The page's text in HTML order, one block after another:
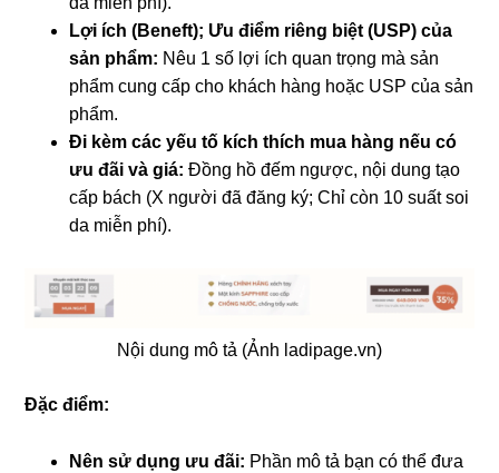
Lợi ích (Beneft); Ưu điểm riêng biệt (USP) của
sản phẩm: Nêu 1 số lợi ích quan trọng mà sản
phẩm cung cấp cho khách hàng hoặc USP của sản
phẩm.
Đi kèm các yếu tố kích thích mua hàng nếu có
ưu đãi và giá: Đồng hồ đếm ngược, nội dung tạo
cấp bách (X người đã đăng ký; Chỉ còn 10 suất soi
da miễn phí).
Nội dung mô tả (Ảnh ladipage.vn)
Đặc điểm:
Nên sử dụng ưu đãi: Phần mô tả bạn có thể đưa